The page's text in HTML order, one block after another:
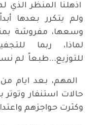
اذهلنا المنظر الذي
ولم يتكرر بعدها
وسعها، مفروشة
لماذا، ربما
للتوزيع...طبعاً لم
المهم، بعد ايام
حالات استنفار
وكثرت حواجزهم